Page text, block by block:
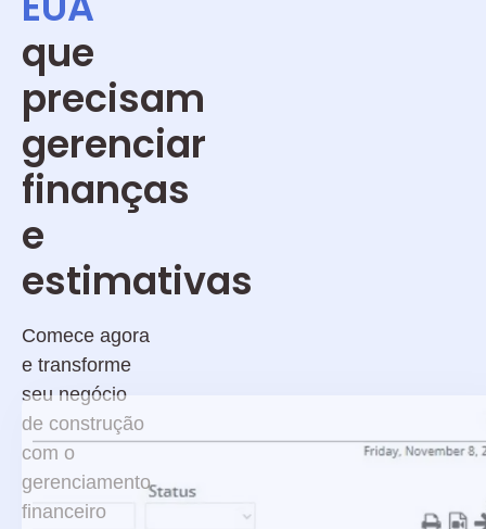
que
precisam
gerenciar
finanças
e
estimativas
Comece agora
e transforme
seu negócio
de construção
com o
gerenciamento
financeiro